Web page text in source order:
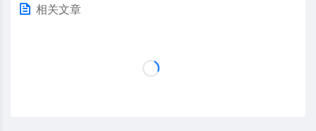
相关文章